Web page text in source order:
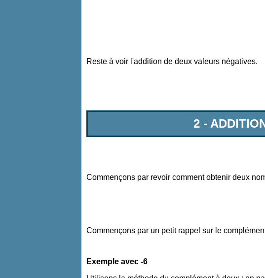
Reste à voir l'addition de deux valeurs négatives.
2 -
Commençons par revoir comment obtenir deux
Commençons par un petit rappel sur le
Exemple avec -6